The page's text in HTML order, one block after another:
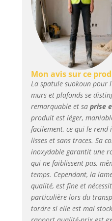
Mon avis sur ce
La spatule suokoun pour
murs et plafonds se
remarquable et sa prise
produit est léger,
facilement, ce qui le rend
lisses et sans traces. Sa
inoxydable garantit une
qui ne faiblissent pas,
temps. Cependant, la
qualité, est fine et
particulière lors du
tordre si elle est mal